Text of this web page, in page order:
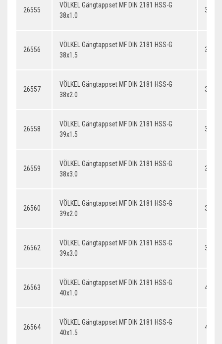
26555
VÖLKEL Gängtappset MF DIN 2181 HSS-G
38x1.0
26556
VÖLKEL Gängtappset MF DIN 2181 HSS-G
38x1.5
26557
VÖLKEL Gängtappset MF DIN 2181 HSS-G
38x2.0
26558
VÖLKEL Gängtappset MF DIN 2181 HSS-G
39x1.5
26559
VÖLKEL Gängtappset MF DIN 2181 HSS-G
38x3.0
26560
VÖLKEL Gängtappset MF DIN 2181 HSS-G
39x2.0
26562
VÖLKEL Gängtappset MF DIN 2181 HSS-G
39x3.0
26563
VÖLKEL Gängtappset MF DIN 2181 HSS-G
40x1.0
26564
VÖLKEL Gängtappset MF DIN 2181 HSS-G
40x1.5